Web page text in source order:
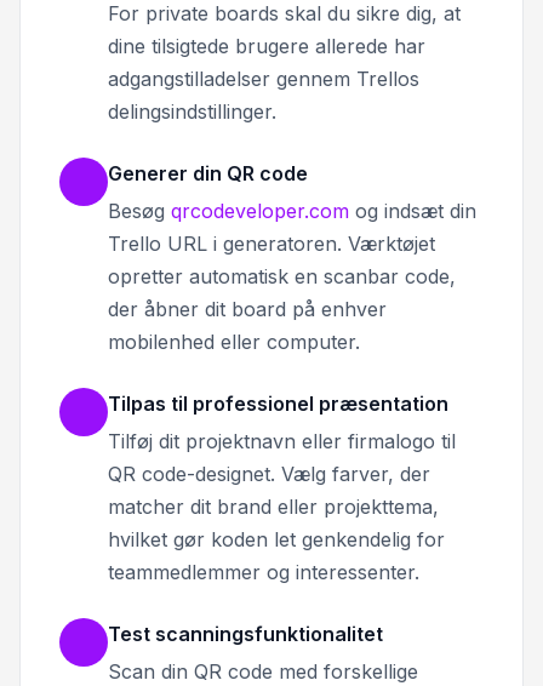
For private boards skal du sikre dig, at
dine tilsigtede brugere allerede har
adgangstilladelser gennem Trellos
delingsindstillinger.
Generer din QR code
Besøg qrcodeveloper.com og indsæt din
Trello URL i generatoren. Værktøjet
opretter automatisk en scanbar code,
der åbner dit board på enhver
mobilenhed eller computer.
Tilpas til professionel præsentation
Tilføj dit projektnavn eller firmalogo til
QR code-designet. Vælg farver, der
matcher dit brand eller projekttema,
hvilket gør koden let genkendelig for
teammedlemmer og interessenter.
Test scanningsfunktionalitet
Scan din QR code med forskellige